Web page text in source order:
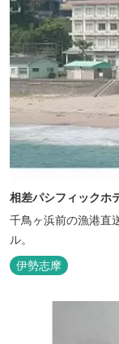
相差パシフィックホ
千鳥ヶ浜前の漁港直
ル。
伊勢志摩